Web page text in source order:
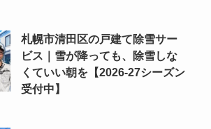
札幌市清田区の戸建て除雪サー
ビス｜雪が降っても、除雪しな
くていい朝を【2026-27シーズン
受付中】